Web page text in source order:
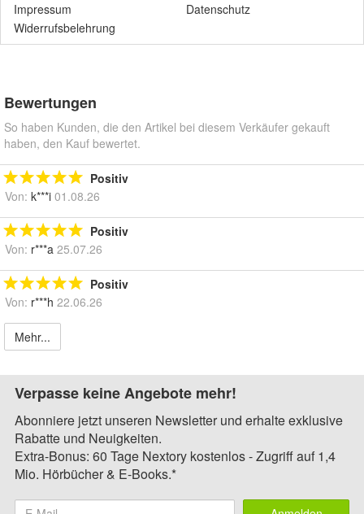
Impressum
Datenschutz
Widerrufsbelehrung
Bewertungen
So haben Kunden, die den Artikel bei diesem Verkäufer gekauft
haben, den Kauf bewertet.
Positiv
Von: k***i 01.08.26
Positiv
Von: r***a 25.07.26
Positiv
Von: r***h 22.06.26
Mehr...
Verpasse keine Angebote mehr!
Abonniere jetzt unseren Newsletter und erhalte exklusive
Rabatte und Neuigkeiten.
Extra-Bonus: 60 Tage Nextory kostenlos - Zugriff auf 1,4
Mio. Hörbücher & E-Books.*